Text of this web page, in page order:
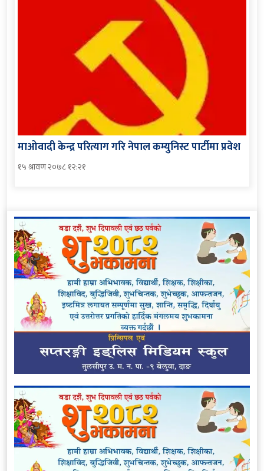
माओवादी केन्द्र परित्याग गरि नेपाल कम्युनिस्ट पार्टीमा प्रवेश
१५ श्रावण २०७८ १२:२१